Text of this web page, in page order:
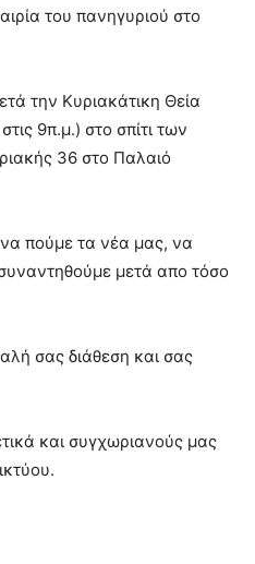
του πανηγυριού στο
την Κυριακάτικη Θεία
9π.μ.) στο σπίτι των
36 στο Παλαιό
να πούμε τα νέα μας, να
μετά απο τόσο
σας διάθεση και σας
και συγχωριανούς μας